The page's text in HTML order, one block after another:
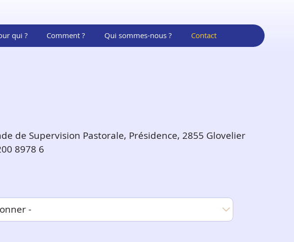
qui ? Comment ? Qui sommes-nous ? Contact
de Supervision Pastorale, Présidence, 2855 Glovelier
8978 6